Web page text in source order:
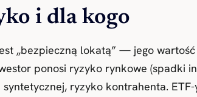
i dla kogo
„bezpieczną lokatą” — jego
ponosi ryzyko rynkowe (spadki
ryzyko kontrahenta.